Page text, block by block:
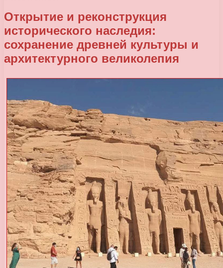
Открытие и реконструкция
исторического наследия:
сохранение древней культуры и
архитектурного великолепия